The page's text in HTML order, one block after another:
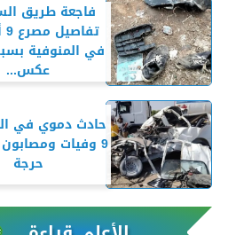
فاجعة طريق
في المنوفية
عكس...
حادث دموي في
9 وفيات
حرجة